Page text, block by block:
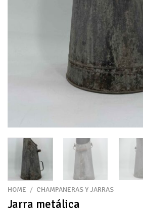
HOME / CHAMPANERAS Y JARRAS
Jarra metálica